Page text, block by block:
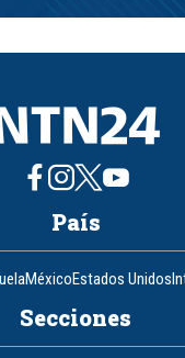
País
MéxicoEstados Unidos
Secciones